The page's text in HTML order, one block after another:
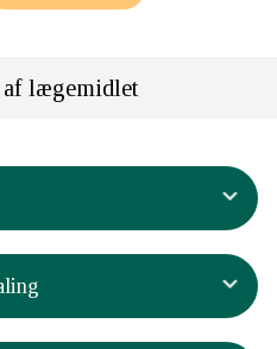
af lægemidlet
og processen
vurdering